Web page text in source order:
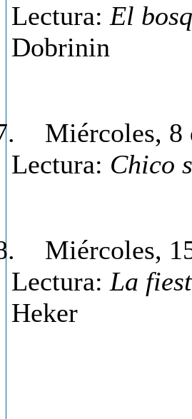
Lectura: El
Dobrinin
Miércoles, 8
Lectura: Chico
Miércoles,
Lectura: La
Heker